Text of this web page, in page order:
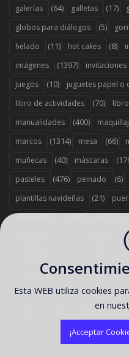
galerías (64) galletas (17)
globos para diálogos (5)
helado (11) hot cakes (8)
imágenes (1397) invitaciones
juegos (10) juguetes papel o
libro de actividades (70)
manualidades (400)
marcos (1314) mesa (66)
muñecas (40) máscaras
pasteles (476) peinado (6)
plantillas navideñas (21)
recuerditos (1493)
souvenirs (1578) stand (67)
tarta (303) tartas originales
tutorial
viseras (7)
Esta WEB utiliza cookies
en
¡Acceptar